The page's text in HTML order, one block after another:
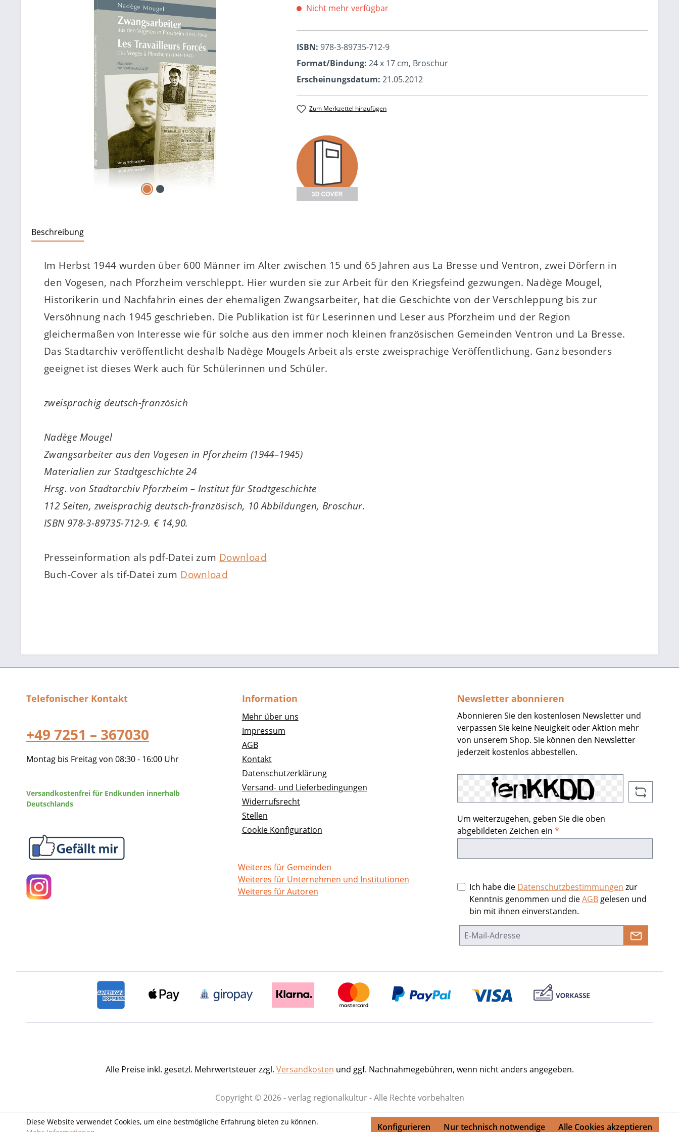
Nicht mehr verfügbar
ISBN: 978-3-89735-712-9
Format/Bindung: 24 x 17 cm, Broschur
Erscheinungsdatum: 21.05.2012
Zum Merkzettel hinzufügen
Beschreibung
Im Herbst 1944 wurden über 600 Männer im Alter zwischen 15 und 65 Jahren aus La Bresse und Ventron, zwei Dörfern in
den Vogesen, nach Pforzheim verschleppt. Hier wurden sie zur Arbeit für den Kriegsfeind gezwungen. Nadège Mougel,
Historikerin und Nachfahrin eines der ehemaligen Zwangsarbeiter, hat die Geschichte von der Verschleppung bis zur
Versöhnung nach 1945 geschrieben. Die Publikation ist für Leserinnen und Leser aus Pforzheim und der Region
gleichermaßen von Interesse wie für solche aus den immer noch kleinen französischen Gemeinden Ventron und La Bresse.
Das Stadtarchiv veröffentlicht deshalb Nadège Mougels Arbeit als erste zweisprachige Veröffentlichung. Ganz besonders
geeignet ist dieses Werk auch für Schülerinnen und Schüler.
zweisprachig deutsch-französich
Nadège Mougel
Zwangsarbeiter aus den Vogesen in Pforzheim (1944–1945)
Materialien zur Stadtgeschichte 24
Hrsg. von Stadtarchiv Pforzheim – Institut für Stadtgeschichte
112 Seiten, zweisprachig deutsch-französisch, 10 Abbildungen, Broschur.
ISBN 978-3-89735-712-9. € 14,90.
Presseinformation als pdf-Datei zum Download
Buch-Cover als tif-Datei zum Download
Telefonischer Kontakt
+49 7251 – 367030
Montag bis Freitag von 08:30 - 16:00 Uhr
Versandkostenfrei für Endkunden innerhalb
Deutschlands
Information
Mehr über uns
Impressum
AGB
Kontakt
Datenschutzerklärung
Versand- und Lieferbedingungen
Widerrufsrecht
Stellen
Cookie Konfiguration
Weiteres für Gemeinden
Weiteres für Unternehmen und Institutionen
Weiteres für Autoren
Newsletter abonnieren
Abonnieren Sie den kostenlosen Newsletter und
verpassen Sie keine Neuigkeit oder Aktion mehr
von unserem Shop. Sie können den Newsletter
jederzeit kostenlos abbestellen.
Um weiterzugehen, geben Sie die oben
abgebildeten Zeichen ein*
Ich habe die Datenschutzbestimmungen zur
Kenntnis genommen und dieAGB gelesen und
bin mit ihnen einverstanden.
Alle Preise inkl. gesetzl. Mehrwertsteuer zzgl. Versandkosten und ggf. Nachnahmegebühren, wenn nicht anders angegeben.
Copyright © 2026 - verlag regionalkultur - Alle Rechte vorbehalten
Diese Website verwendet Cookies, um eine bestmögliche Erfahrung bieten zu können.
Nur technisch notwendige
Konfigurieren Alle Cookies akzeptieren